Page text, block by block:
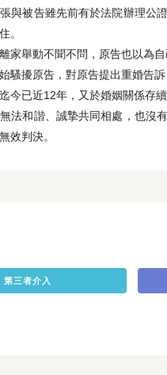
與被告雖先前有於法院辦理公
。
家舉動不聞不問，原告也以為
騷擾原告，對原告提出重婚告
今已近12年，又於婚姻關係存
法和諧、誠摯共同相處，也沒
效判決。
第三者介入